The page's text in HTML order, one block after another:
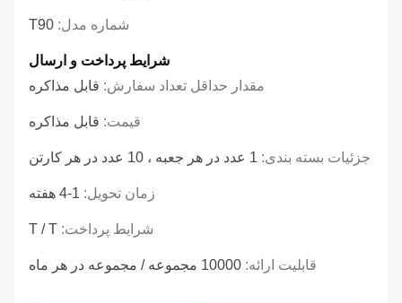
شماره مدل: T90
شرایط پرداخت و ارسال
مقدار حداقل تعداد سفارش: قابل مذاکره
قیمت: قابل مذاکره
جزئیات بسته بندی: 1 عدد در هر جعبه ، 10 عدد در هر کارتن
زمان تحویل: 1-4 هفته
شرایط پرداخت: T / T
قابلیت ارائه: 10000 مجموعه / مجموعه در هر ماه